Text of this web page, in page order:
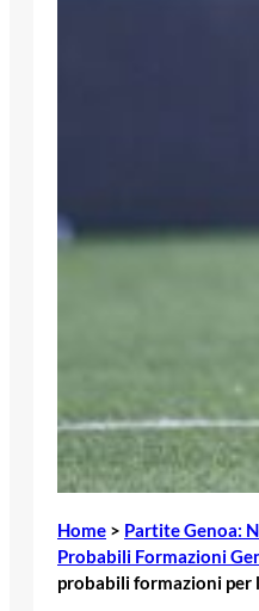
Home > Partite Genoa:
Probabili Formazioni
probabili formazioni per